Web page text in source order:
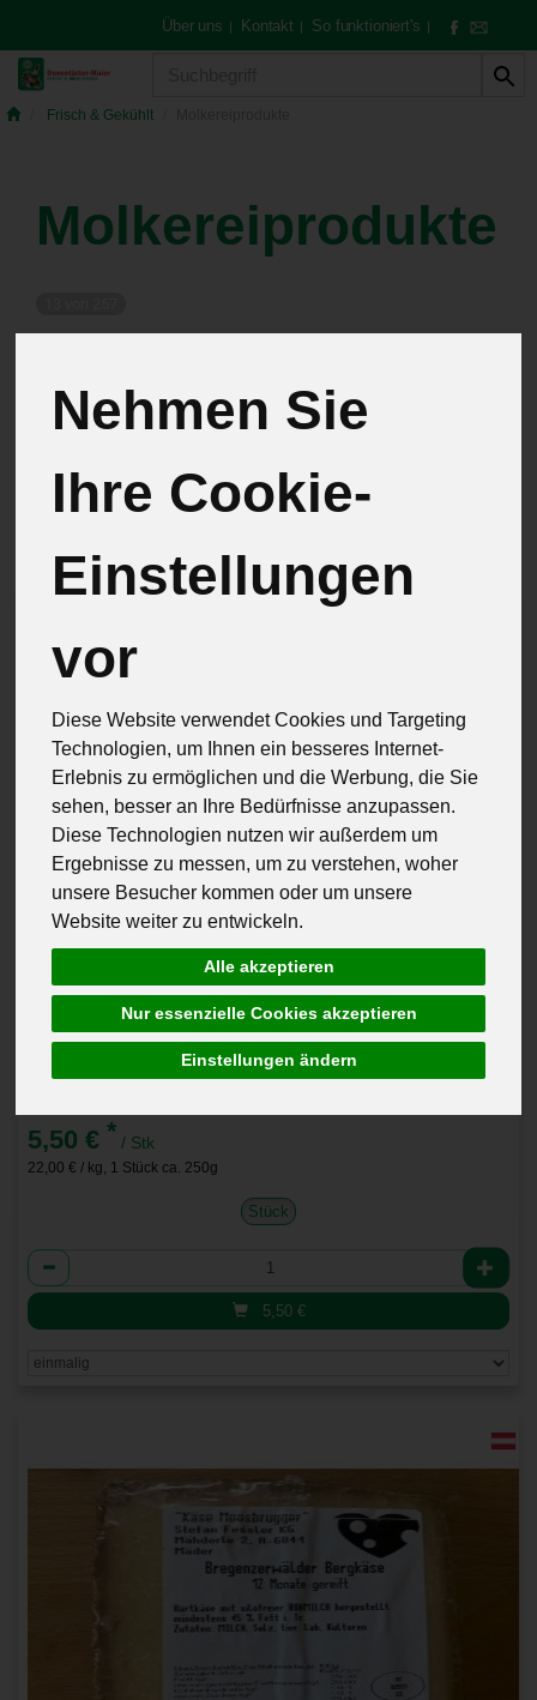
Nehmen Sie
Ihre Cookie-
Einstellungen
vor
Diese Website verwendet Cookies und Targeting
Technologien, um Ihnen ein besseres Internet-
Erlebnis zu ermöglichen und die Werbung, die Sie
sehen, besser an Ihre Bedürfnisse anzupassen.
Diese Technologien nutzen wir außerdem um
Ergebnisse zu messen, um zu verstehen, woher
unsere Besucher kommen oder um unsere
Website weiter zu entwickeln.
Alle akzeptieren
Nur essenzielle Cookies akzeptieren
Einstellungen ändern
Über uns | Kontakt | So funktioniert's |
Frisch & Gekühlt
Molkereiprodukte
Hersteller Allergene
5,50 € * / Stk
22,00 € / kg, 1 Stück ca. 250g
Stück
Anzahl
5,50 €